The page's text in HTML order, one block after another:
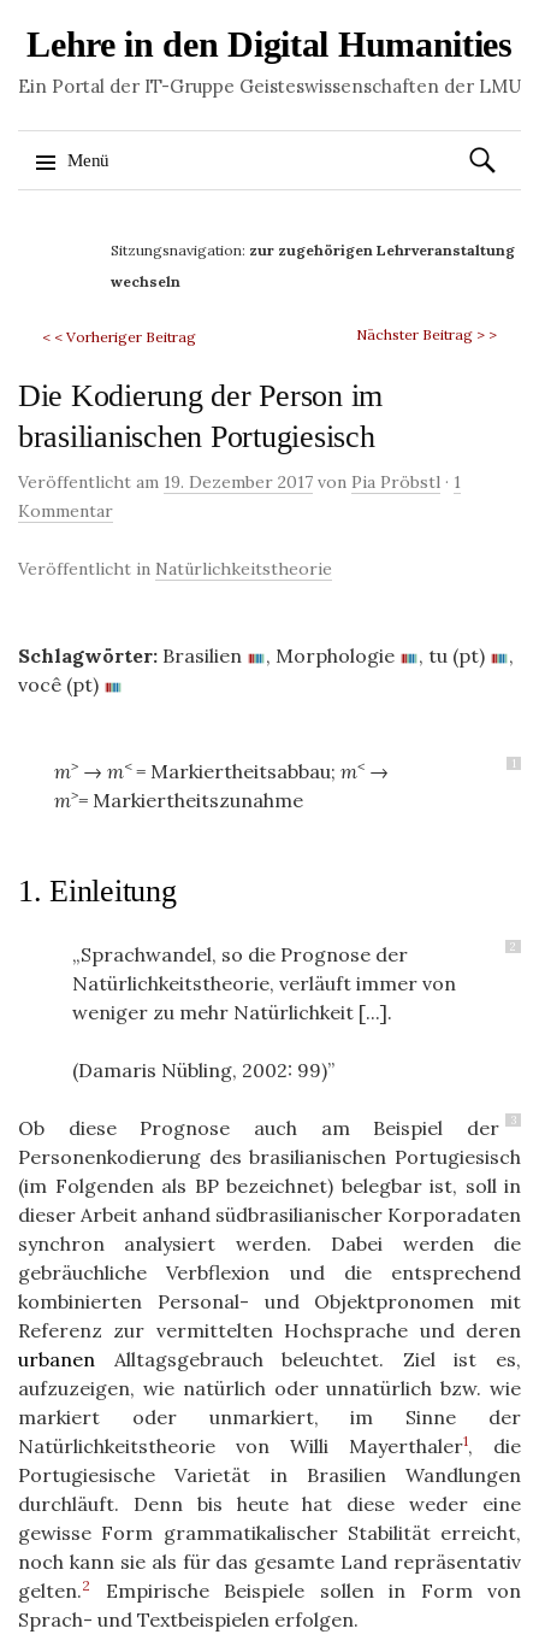
Lehre in den Digital Humanities
Ein Portal der IT-Gruppe Geisteswissenschaften der LMU
Menü
Suchen
nach:
Sitzungsnavigation: zur zugehörigen Lehrveranstaltung
wechseln
< < Vorheriger Beitrag Nächster Beitrag > >
Die Kodierung der Person im
brasilianischen Portugiesisch
Veröffentlicht am 19. Dezember 2017 von Pia Pröbstl · 1
Kommentar
Veröffentlicht in Natürlichkeitstheorie
Schlagwörter: Brasilien , Morphologie , tu (pt)
,
você (pt)
1
m> → m< = Markiertheitsabbau; m< →
m>= Markiertheitszunahme
1. Einleitung
2
Sprachwandel, so die Prognose der
Natürlichkeitstheorie, verläuft immer von
weniger zu mehr Natürlichkeit [...].
(Damaris Nübling, 2002: 99)
3
Ob diese Prognose auch am Beispiel der
Personenkodierung des brasilianischen Portugiesisch
(im Folgenden als BP bezeichnet) belegbar ist, soll in
dieser Arbeit anhand südbrasilianischer Korporadaten
synchron analysiert werden. Dabei werden die
gebräuchliche Verbflexion und die entsprechend
kombinierten Personal- und Objektpronomen mit
Referenz zur vermittelten Hochsprache und deren
urbanen Alltagsgebrauch beleuchtet. Ziel ist es,
aufzuzeigen, wie natürlich oder unnatürlich bzw. wie
markiert oder unmarkiert, im Sinne der
Natürlichkeitstheorie von Willi Mayerthaler1, die
Portugiesische Varietät in Brasilien Wandlungen
durchläuft. Denn bis heute hat diese weder eine
gewisse Form grammatikalischer Stabilität erreicht,
noch kann sie als für das gesamte Land repräsentativ
gelten.2
Empirische Beispiele sollen in Form von
Sprach- und Textbeispielen erfolgen.